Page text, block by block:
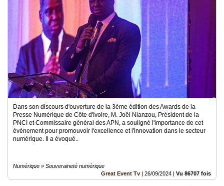
Dans son discours d'ouverture de la 3ème édition des Awards de la
Presse Numérique de Côte d'Ivoire, M. Joël Nianzou, Président de la
PNCI et Commissaire général des APN, a souligné l'importance de cet
événement pour promouvoir l'excellence et l'innovation dans le secteur
numérique. Il a évoqué..
Numérique » Souveraineté numérique
Great Event Tv | 26/09/2024 | Vu 86707 fois